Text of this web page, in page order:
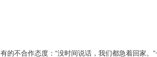
有的不合作态度：“没时间说话，我们都急着回家